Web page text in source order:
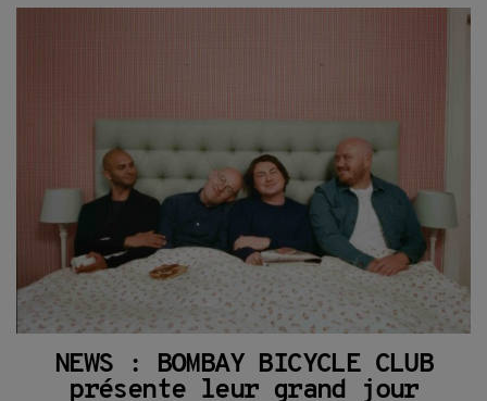
NEWS : BOMBAY BICYCLE CLUB
présente leur grand jour